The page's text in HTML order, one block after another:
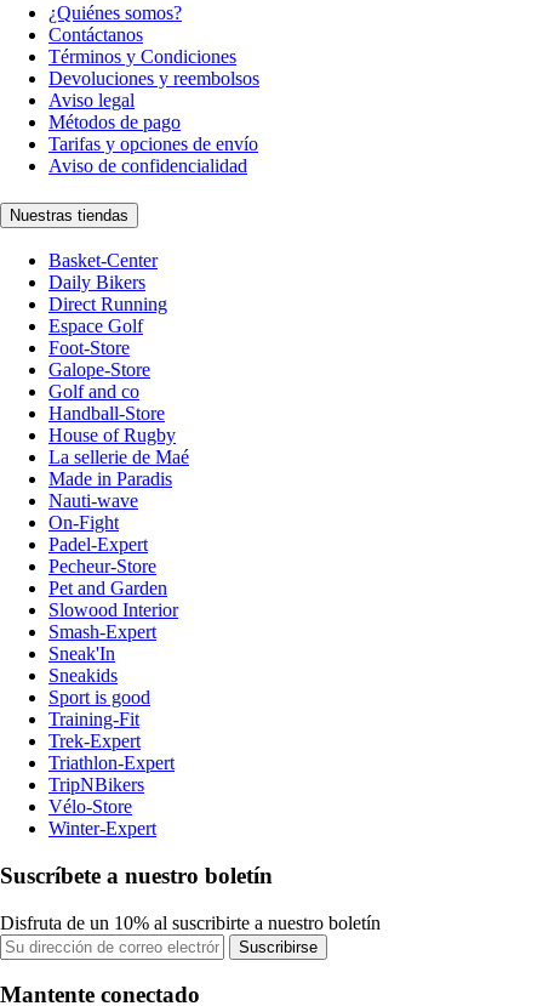
¿Quiénes somos?
Contáctanos
Términos y Condiciones
Devoluciones y reembolsos
Aviso legal
Métodos de pago
Tarifas y opciones de envío
Aviso de confidencialidad
Nuestras tiendas
Basket-Center
Daily Bikers
Direct Running
Espace Golf
Foot-Store
Galope-Store
Golf and co
Handball-Store
House of Rugby
La sellerie de Maé
Made in Paradis
Nauti-wave
On-Fight
Padel-Expert
Pecheur-Store
Pet and Garden
Slowood Interior
Smash-Expert
Sneak'In
Sneakids
Sport is good
Training-Fit
Trek-Expert
Triathlon-Expert
TripNBikers
Vélo-Store
Winter-Expert
Suscríbete a nuestro boletín
Disfruta de un 10% al suscribirte a nuestro boletín
Suscribirse
Mantente conectado